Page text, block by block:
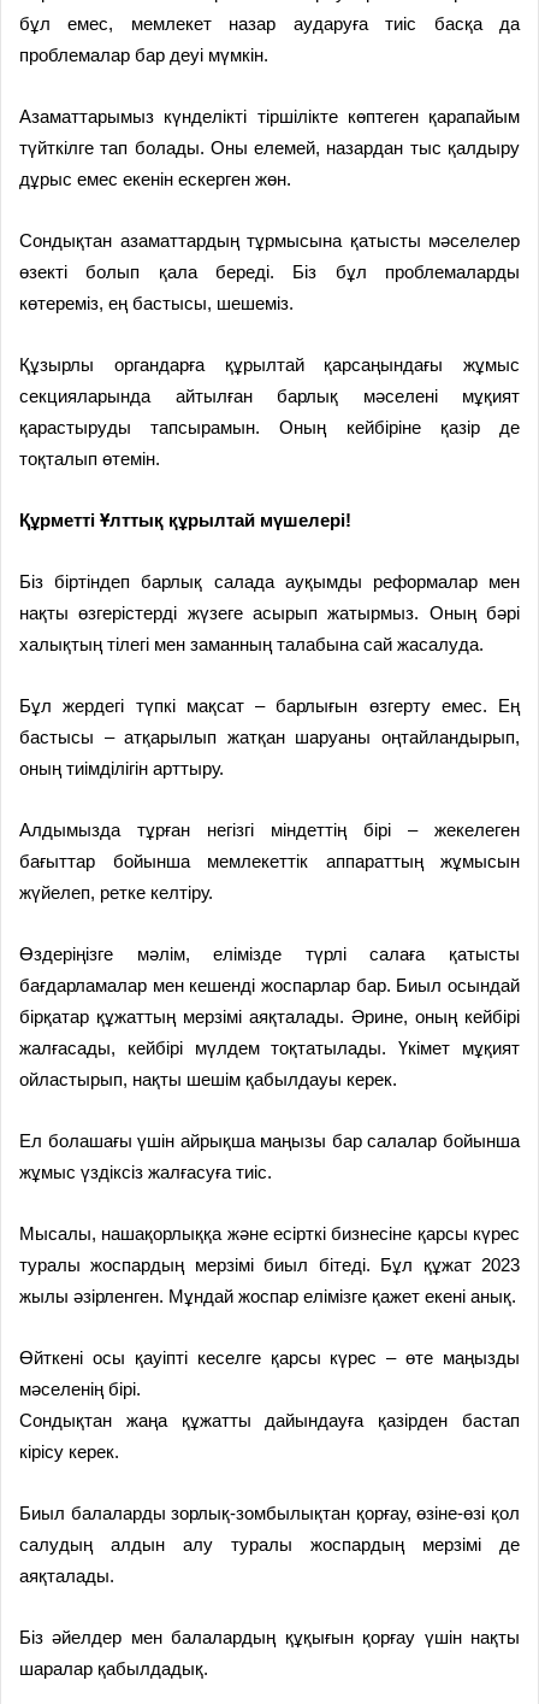
бұл емес, мемлекет назар аударуға тиіс басқа да
проблемалар бар деуі мүмкін.
Азаматтарымыз күнделікті тіршілікте көптеген қарапайым
түйткілге тап болады. Оны елемей, назардан тыс қалдыру
дұрыс емес екенін ескерген жөн.
Сондықтан азаматтардың тұрмысына қатысты мәселелер
өзекті болып қала береді. Біз бұл проблемаларды
көтереміз, ең бастысы, шешеміз.
Құзырлы органдарға құрылтай қарсаңындағы жұмыс
секцияларында айтылған барлық мәселені мұқият
қарастыруды тапсырамын. Оның кейбіріне қазір де
тоқталып өтемін.
Құрметті Ұлттық құрылтай мүшелері!
Біз біртіндеп барлық салада ауқымды реформалар мен
нақты өзгерістерді жүзеге асырып жатырмыз. Оның бәрі
халықтың тілегі мен заманның талабына сай жасалуда.
Бұл жердегі түпкі мақсат – барлығын өзгерту емес. Ең
бастысы – атқарылып жатқан шаруаны оңтайландырып,
оның тиімділігін арттыру.
Алдымызда тұрған негізгі міндеттің бірі – жекелеген
бағыттар бойынша мемлекеттік аппараттың жұмысын
жүйелеп, ретке келтіру.
Өздеріңізге мәлім, елімізде түрлі салаға қатысты
бағдарламалар мен кешенді жоспарлар бар. Биыл осындай
бірқатар құжаттың мерзімі аяқталады. Әрине, оның кейбірі
жалғасады, кейбірі мүлдем тоқтатылады. Үкімет мұқият
ойластырып, нақты шешім қабылдауы керек.
Ел болашағы үшін айрықша маңызы бар салалар бойынша
жұмыс үздіксіз жалғасуға тиіс.
Мысалы, нашақорлыққа және есірткі бизнесіне қарсы күрес
туралы жоспардың мерзімі биыл бітеді. Бұл құжат 2023
жылы әзірленген. Мұндай жоспар елімізге қажет екені анық.
Өйткені осы қауіпті кеселге қарсы күрес – өте маңызды
мәселенің бірі.
Сондықтан жаңа құжатты дайындауға қазірден бастап
кірісу керек.
Биыл балаларды зорлық-зомбылықтан қорғау, өзіне-өзі қол
салудың алдын алу туралы жоспардың мерзімі де
аяқталады.
Біз әйелдер мен балалардың құқығын қорғау үшін нақты
шаралар қабылдадық.